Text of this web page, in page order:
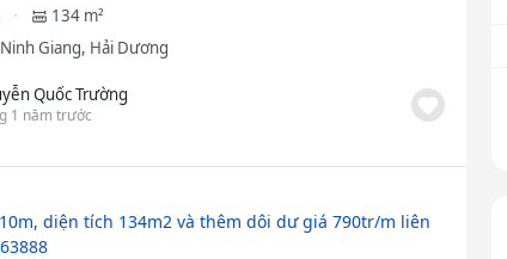
134 m²
Giang, Hải Dương
Quốc Trường
1 năm trước
diện tích 134m2 và thêm dôi dư giá 790tr/m liên